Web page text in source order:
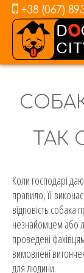
+38 (067)
ТАК
Коли господарі
правило, її
відповість
незнайомцем або
проведені
вимовлені
для людини.